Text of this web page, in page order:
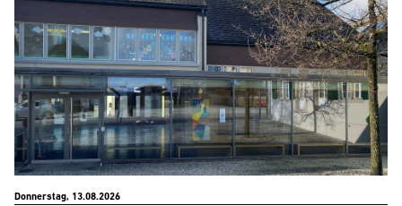
Donnerstag, 13.08.2026